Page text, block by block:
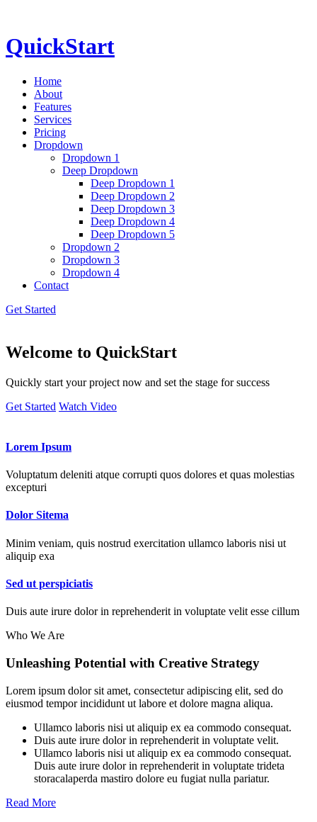
QuickStart
Home
About
Features
Services
Pricing
Dropdown
Dropdown 1
Deep Dropdown
Deep Dropdown 1
Deep Dropdown 2
Deep Dropdown 3
Deep Dropdown 4
Deep Dropdown 5
Dropdown 2
Dropdown 3
Dropdown 4
Contact
Get Started
Welcome to QuickStart
Quickly start your project now and set the stage for success
Get Started Watch Video
Lorem Ipsum
Voluptatum deleniti atque corrupti quos dolores et quas molestias
excepturi
Dolor Sitema
Minim veniam, quis nostrud exercitation ullamco laboris nisi ut
aliquip exa
Sed ut perspiciatis
Duis aute irure dolor in reprehenderit in voluptate velit esse cillum
Who We Are
Unleashing Potential with Creative Strategy
Lorem ipsum dolor sit amet, consectetur adipiscing elit, sed do
eiusmod tempor incididunt ut labore et dolore magna aliqua.
Ullamco laboris nisi ut aliquip ex ea commodo consequat.
Duis aute irure dolor in reprehenderit in voluptate velit.
Ullamco laboris nisi ut aliquip ex ea commodo consequat.
Duis aute irure dolor in reprehenderit in voluptate trideta
storacalaperda mastiro dolore eu fugiat nulla pariatur.
Read More